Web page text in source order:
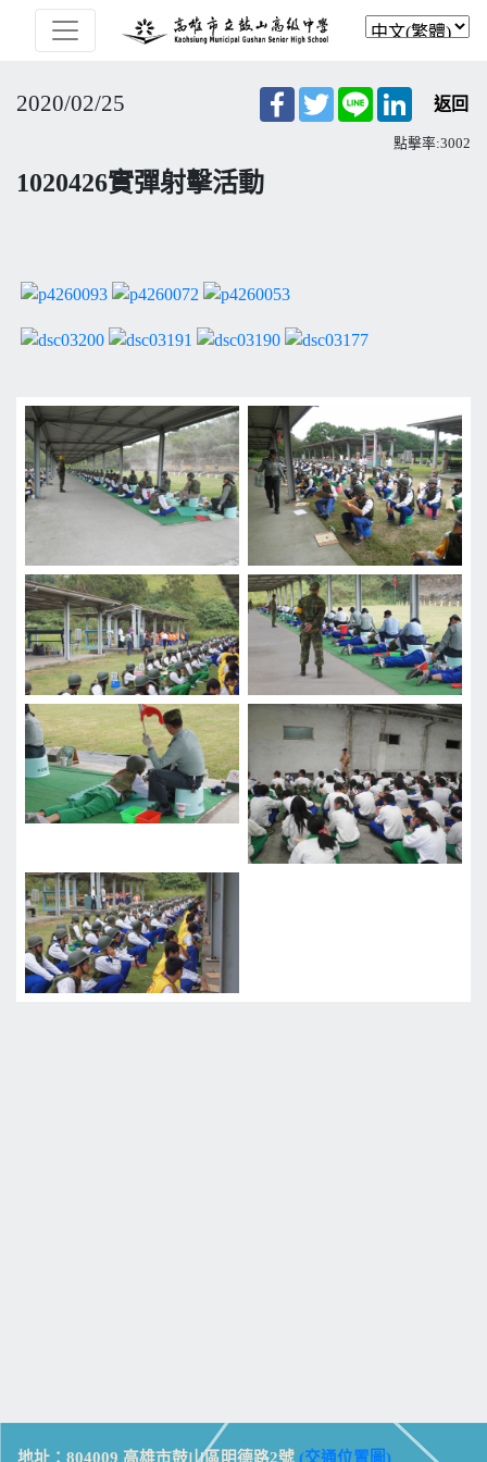
2020/02/25 Facebook
TwitterLine LinkedIn
返回
點擊率:3002
1020426實彈射擊活動
地址：804009 高雄市鼓山區明德路2號 (交通位置圖)